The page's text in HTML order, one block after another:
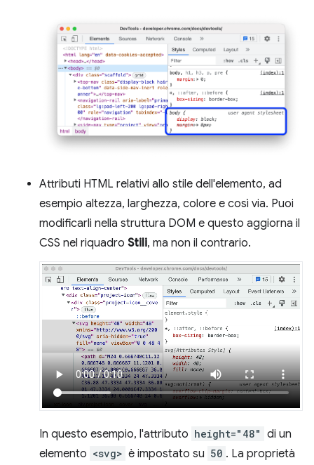
Attributi HTML relativi allo stile dell'elemento, ad
esempio altezza, larghezza, colore e così via. Puoi
modificarli nella struttura DOM e questo aggiorna il
CSS nel riquadro Stili, ma non il contrario.
In questo esempio, l'attributo height="48" di un
elemento <svg> è impostato su 50 . La proprietà